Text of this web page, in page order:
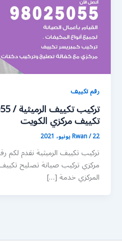
رقم تكييف
تكييف مركزي الكويت
Rwan/22 يونيو، 2021
تركيب تكييف الرميثية نقدم
مركزي تركيب صيانة تصليح
المركزي خدمة […]